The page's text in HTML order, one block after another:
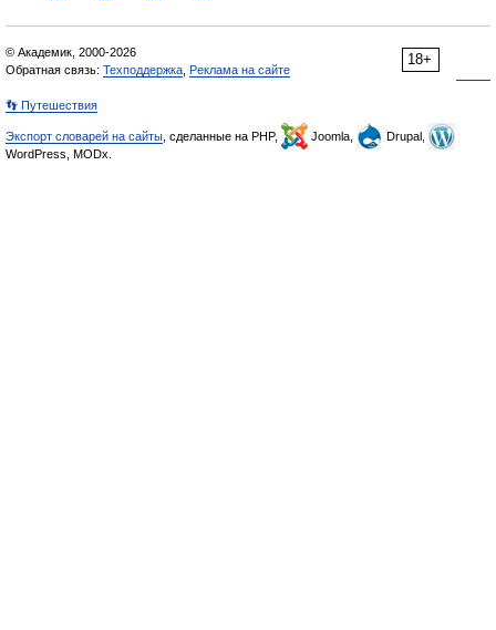
18+
© Академик, 2000-2026
Обратная связь: Техподдержка Реклама на сайте
👣 Путешествия
Экспорт словарей на сайты , сделанные на PHP, Joomla,
Drupal,
WordPress, MODx.